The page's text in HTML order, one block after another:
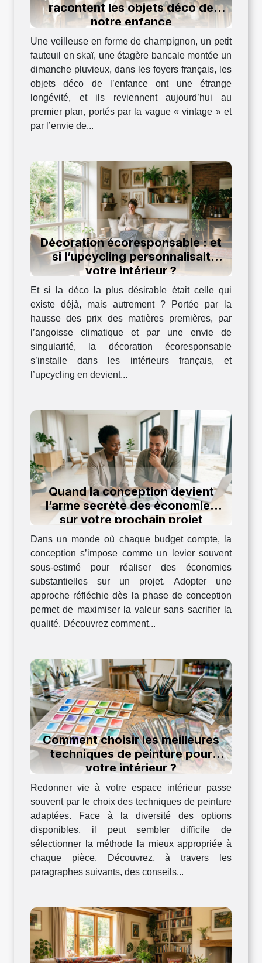
racontent les objets déco de
notre enfance
Une veilleuse en forme de champignon, un petit
fauteuil en skaï, une étagère bancale montée un
dimanche pluvieux, dans les foyers français, les
objets déco de l’enfance ont une étrange
longévité, et ils reviennent aujourd’hui au
premier plan, portés par la vague « vintage » et
par l’envie de...
Décoration écoresponsable : et
si l’upcycling personnalisait
votre intérieur ?
Et si la déco la plus désirable était celle qui
existe déjà, mais autrement ? Portée par la
hausse des prix des matières premières, par
l’angoisse climatique et par une envie de
singularité, la décoration écoresponsable
s’installe dans les intérieurs français, et
l’upcycling en devient...
Quand la conception devient
l’arme secrète des économies
sur votre prochain projet
Dans un monde où chaque budget compte, la
conception s’impose comme un levier souvent
sous-estimé pour réaliser des économies
substantielles sur un projet. Adopter une
approche réfléchie dès la phase de conception
permet de maximiser la valeur sans sacrifier la
qualité. Découvrez comment...
Comment choisir les meilleures
techniques de peinture pour
votre intérieur ?
Redonner vie à votre espace intérieur passe
souvent par le choix des techniques de peinture
adaptées. Face à la diversité des options
disponibles, il peut sembler difficile de
sélectionner la méthode la mieux appropriée à
chaque pièce. Découvrez, à travers les
paragraphes suivants, des conseils...